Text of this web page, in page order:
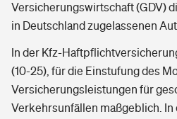
Versicherungswirtschaft (GDV)
in Deutschland zugelassenen
In der Kfz-
(10-25), für die Einstufung des
Versicherungsleistungen für
Verkehrsunfällen maßgeblich. In